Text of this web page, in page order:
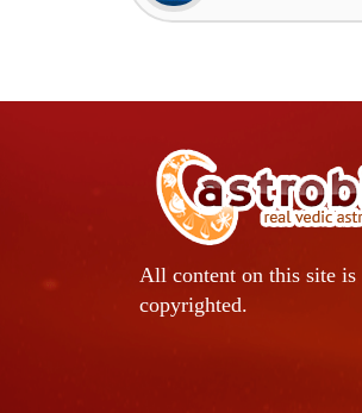
All content on this site is
copyrighted.